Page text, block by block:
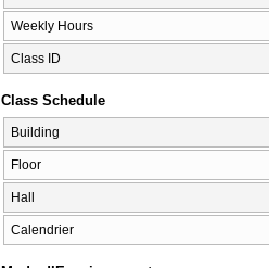
Weekly Hours
Class ID
Class Schedule
Building
Floor
Hall
Calendrier